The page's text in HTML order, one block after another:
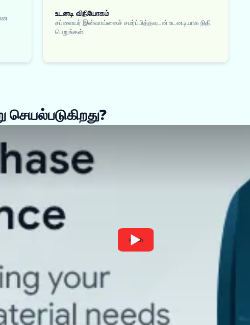
உடனடி விநியோகம்
சப்ளையர் இன்வாய்ஸைச் சமர்ப்பித்தவுடன் உடனடியாக நிதி
பெறுங்கள்.
செயல்படுகிறது?
Watch